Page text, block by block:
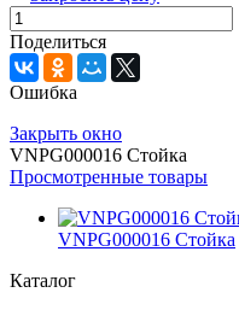
Поделиться
Ошибка
Закрыть окно
VNPG000016 Стойка
Просмотренные товары
VNPG000016 Стойка
Каталог